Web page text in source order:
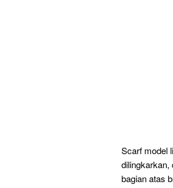
Scarf model
bagian atas